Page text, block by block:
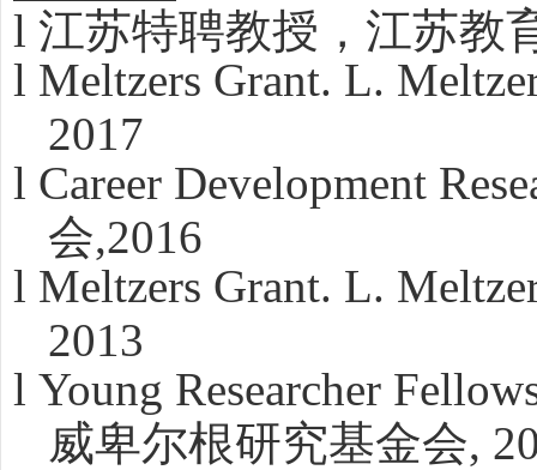
l 江苏特聘教授，江苏教
l Meltzers Grant. L.
2017
l Career Development
会,2016
l Meltzers Grant. L.
2013
l Young Researcher
威卑尔根研究基金会,